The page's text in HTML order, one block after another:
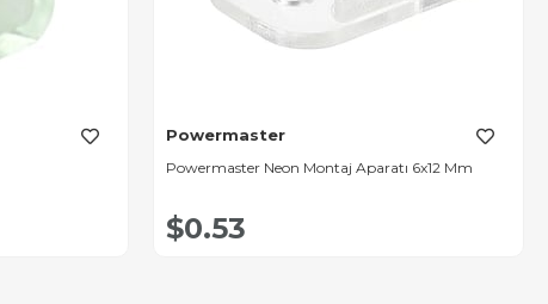
Powermaster
Powermaster Neon Montaj Aparatı 6x12 Mm
$0.53